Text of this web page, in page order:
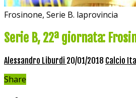
Frosinone, Serie B. laprovincia
Serie B, 22ª giornata:
Alessandro Liburdi 20/01/2018 Calcio
Share